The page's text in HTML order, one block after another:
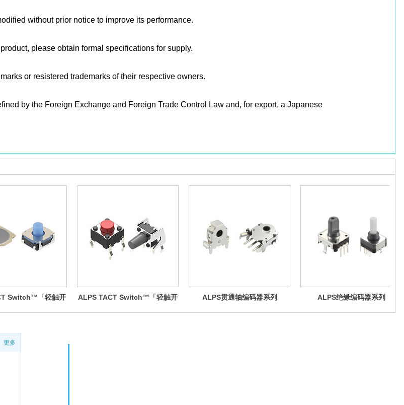
without prior notice to improve its performance.
please obtain formal specifications for supply.
or resistered trademarks of their respective owners.
by the Foreign Exchange and Foreign Trade Control Law and, for export, a Japanese
Switch™「轻触开
ALPS TACT Switch™「轻触开
ALPS贯通轴编码器系列 ALPS绝缘编码器系列
更多